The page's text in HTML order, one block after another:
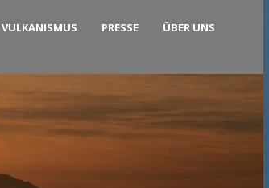
VULKANISMUS PRESSE ÜBER UNS